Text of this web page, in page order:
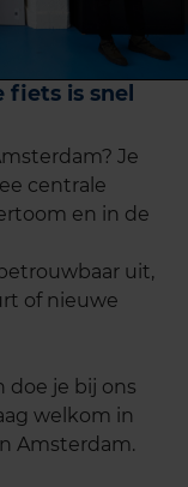
fiets is snel
Je
centrale
en in de
uit,
of nieuwe
doe je bij ons
welkom in
Amsterdam.